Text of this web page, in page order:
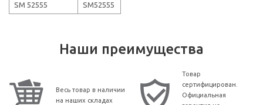
SM 52555 SM52555
Наши преимущества
Весь товар в наличии
на наших складах
Товар
сертифицирован.
Официальная